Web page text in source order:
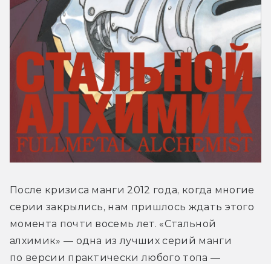
После кризиса манги 2012 года, когда многие
серии закрылись, нам пришлось ждать этого
момента почти восемь лет. «Стальной
алхимик» — одна из лучших серий манги
по версии практически любого топа —